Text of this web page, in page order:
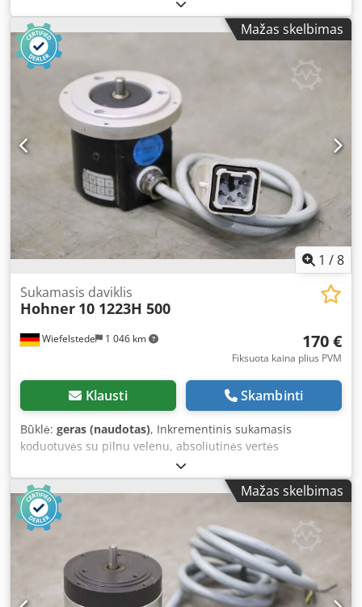
function encoder, rotary transducer, resolver, rotary pulse
encoder, tachogenerator, incremental encoder -
Manufacturer: Hohner, rotary encoder -Type: 267AB 170
Dwsdpfx Aqjq Adqcjrsa -Shaft: Ø 10 x 15 mm -Quantity: 1x
encoder available -Dimensions: 66/58/H60 mm -Weight: 0.3
Mažas skelbimas
1 /8
Wiefelstede 1 046 km
Sukamasis daviklis
Hohner 10 1223H 500
170 €
Fiksuota kaina plius PVM
Klausti Skambinti
Būklė: geras (naudotas), Inkrementinis sukamasis
koduotuvės su pilnu velenu, absoliutinės vertės
koduotuvės, daviklis, sukamasis daviklis, koduotuvės,
absoliutusis sukamasis koduotuvės, absoliutus
koduotuvės, funkcijų daviklis, sukamasis indikatorius,
resolveris, impulsinis sukamasis koduotuvės,
tachogeneratorius, inkrementinis koduotuvės Dsdpfx Aqsq
Av Uwjrjwa - Gamintojas: Hohner, koduotuvės sukamasis
daviklis - Tipas: 10 1223H 500 - Velenas: Ø 6 x 10 mm -
Kiekis: 1 vnt. koduotuvės sandėlyje - Kaina: už vienetą -
Matmenys: 150/70/H70 mm - Svoris: 0,5 kg/vnt.
Mažas skelbimas